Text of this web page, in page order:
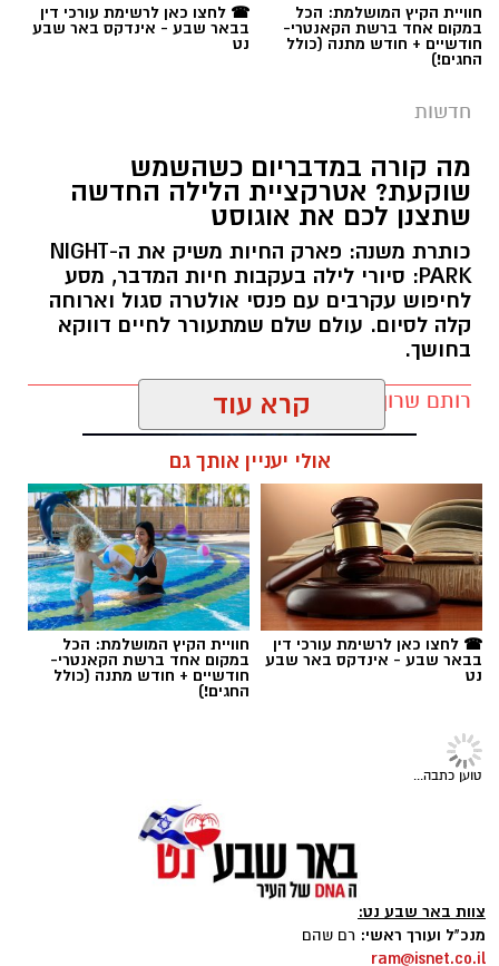
חוויית הקיץ המושלמת: הכל
במקום אחד ברשת הקאנטרי-
חודשיים + חודש מתנה (כולל
החגים!)
☎ לחצו כאן לרשימת עורכי דין
בבאר שבע - אינדקס באר שבע
נט
חדשות
מה קורה במדבריום כשהשמש
שוקעת? אטרקציית הלילה החדשה
שתצנן לכם את אוגוסט
כותרת משנה: פארק החיות משיק את ה-NIGHT
PARK: סיורי לילה בעקבות חיות המדבר, מסע
לחיפוש עקרבים עם פנסי אולטרה סגול וארוחה
קלה לסיום. עולם שלם שמתעורר לחיים דווקא
בחושך.
רותם שרון / 11:30 10.08.26
תגים:מדבריום
קרא עוד
אולי יעניין אותך גם
☎ לחצו כאן לרשימת עורכי דין
בבאר שבע - אינדקס באר שבע
נט
חוויית הקיץ המושלמת: הכל
במקום אחד ברשת הקאנטרי-
חודשיים + חודש מתנה (כולל
החגים!)
חדשות
בשורה ענקית למושבי הנגב: אושר
הנהלת רשות מקרקעי ישראל אישרה הסכם רחב
היקף שמסיים סאגה ארוכת שנים ומייצר ודאות
עבור 34 מושבים בדרום. המתווה כולל השלמת
שטחי משבצות, הסדרת חובות עבר ואישור